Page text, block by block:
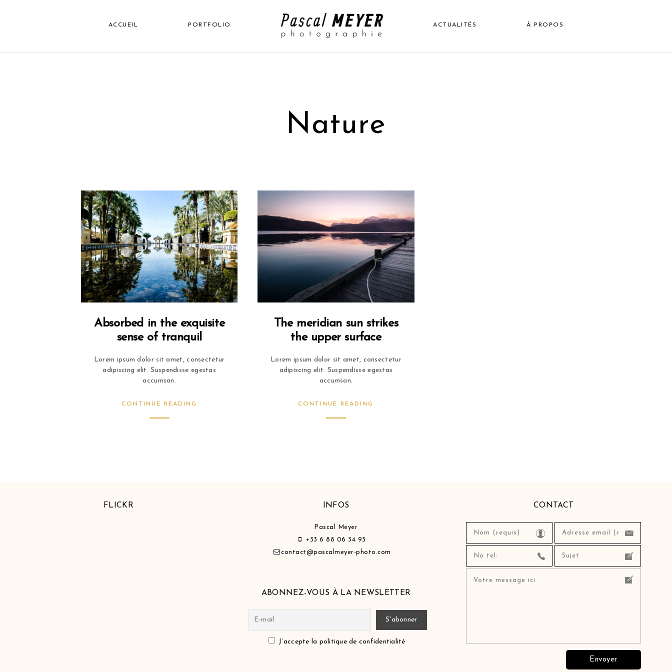
ACCUEIL PORTFOLIO ACTUALITÉS À PROPOS
Nature
Absorbed in the exquisite
sense of tranquil
Lorem ipsum dolor sit amet, consectetur
adipiscing elit. Suspendisse egestas
accumsan.
CONTINUE READING
The meridian sun strikes
the upper surface
Lorem ipsum dolor sit amet, consectetur
adipiscing elit. Suspendisse egestas
accumsan.
CONTINUE READING
FLICKR INFOS
Pascal Meyer
+33 6 88 06 34 93
contact@pascalmeyer-photo.com
ABONNEZ-VOUS À LA NEWSLETTER
J’accepte la politique de confidentialité
CONTACT